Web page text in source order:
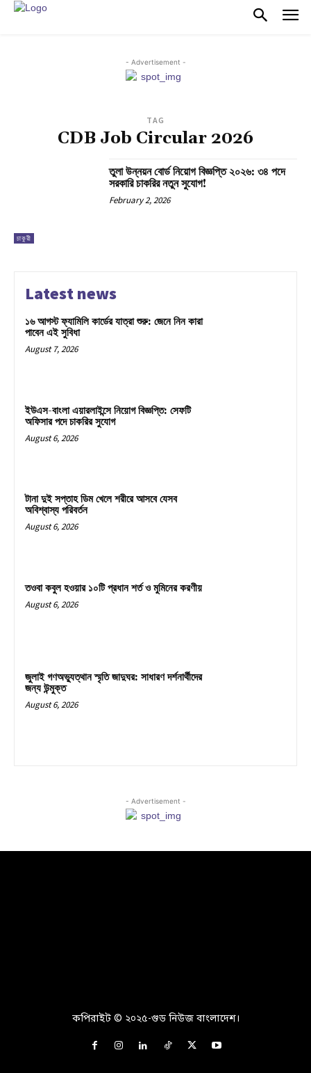
- Advertisement -
TAG
CDB Job Circular 2026
চাকুরী
তুলা উন্নয়ন বোর্ড নিয়োগ বিজ্ঞপ্তি ২০২৬: ৩৪ পদে
সরকারি চাকরির নতুন সুযোগ!
February 2, 2026
Latest news
১৬ আগস্ট ফ্যামিলি কার্ডের যাত্রা শুরু: জেনে নিন কারা
পাবেন এই সুবিধা
August 7, 2026
ইউএস-বাংলা এয়ারলাইন্সে নিয়োগ বিজ্ঞপ্তি: সেফটি
অফিসার পদে চাকরির সুযোগ
August 6, 2026
টানা দুই সপ্তাহ ডিম খেলে শরীরে আসবে যেসব
অবিশ্বাস্য পরিবর্তন
August 6, 2026
তওবা কবুল হওয়ার ১০টি প্রধান শর্ত ও মুমিনের করণীয়
August 6, 2026
জুলাই গণঅভ্যুত্থান স্মৃতি জাদুঘর: সাধারণ দর্শনার্থীদের
জন্য উন্মুক্ত
August 6, 2026
- Advertisement -
কপিরাইট © ২০২৫-গুড নিউজ বাংলাদেশ।